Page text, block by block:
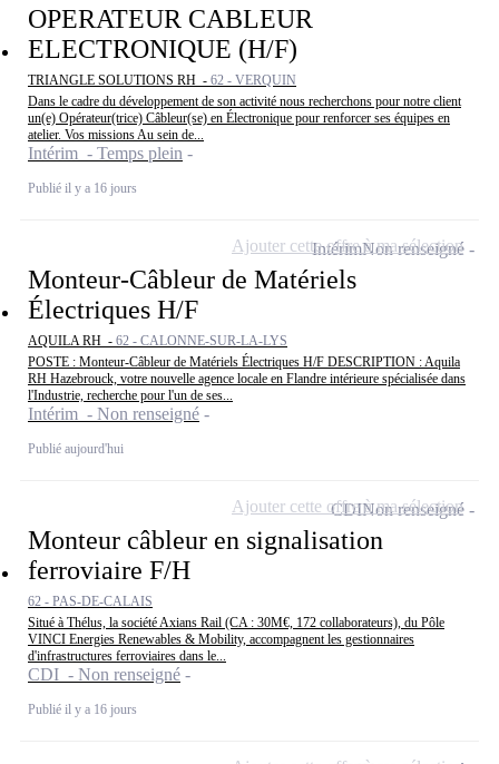
OPERATEUR CABLEUR
ELECTRONIQUE (H/F)
TRIANGLE SOLUTIONS RH - 62 - VERQUIN
Dans le cadre du développement de son activité nous recherchons pour notre client
un(e) Opérateur(trice) Câbleur(se) en Électronique pour renforcer ses équipes en
atelier. Vos missions Au sein de...
Intérim - Temps plein
Publié il y a 16 jours
Monteur-Câbleur de Matériels
Électriques H/F
AQUILA RH - 62 - CALONNE-SUR-LA-LYS
POSTE : Monteur-Câbleur de Matériels Électriques H/F DESCRIPTION : Aquila
RH Hazebrouck, votre nouvelle agence locale en Flandre intérieure spécialisée dans
l'Industrie, recherche pour l'un de ses...
Intérim - Non renseigné
Publié aujourd'hui
IntérimNon renseigné
Ajouter cette offre à ma sélection
Monteur câbleur en signalisation
ferroviaire F/H
62 - PAS-DE-CALAIS
Situé à Thélus, la société Axians Rail (CA : 30M€, 172 collaborateurs), du Pôle
VINCI Energies Renewables & Mobility, accompagnent les gestionnaires
d'infrastructures ferroviaires dans le...
CDI - Non renseigné
Publié il y a 16 jours
CDINon renseigné
Ajouter cette offre à ma sélection